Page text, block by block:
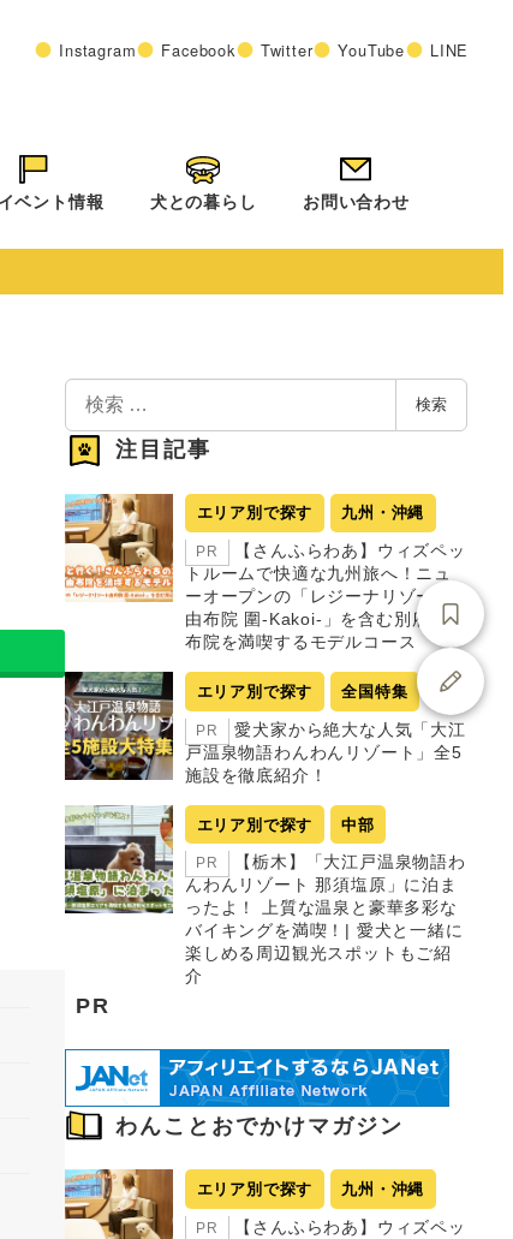
Instagram Facebook Twitter YouTube LINE
ベント情報 犬との暮らし お問い合わせ
検
索
検索
注目記事
エリア別で探す 九州・沖縄
PR
【さんふらわあ】ウィズペッ
トルームで快適な九州旅へ！ニュ
ーオープンの「レジーナリゾート
由布院 圍-Kakoi-」を含む別府・由
布院を満喫するモデルコース
エリア別で探す 全国特集
PR
愛犬家から絶大な人気「大江
戸温泉物語わんわんリゾート」全5
施設を徹底紹介！
エリア別で探す 中部
PR
【栃木】「大江戸温泉物語わ
んわんリゾート 那須塩原」に泊ま
ったよ！ 上質な温泉と豪華多彩な
バイキングを満喫！| 愛犬と一緒に
楽しめる周辺観光スポットもご紹
介
PR
わんことおでかけマガジン
エリア別で探す 九州・沖縄
PR
【さんふらわあ】ウィズペッ